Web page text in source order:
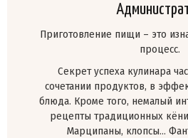
Приготовление пищи – это
процесс.
Секрет успеха кулинара
сочетании продуктов, в
блюда. Кроме того, немалый
рецепты традиционных
Марципаны, клопсы…